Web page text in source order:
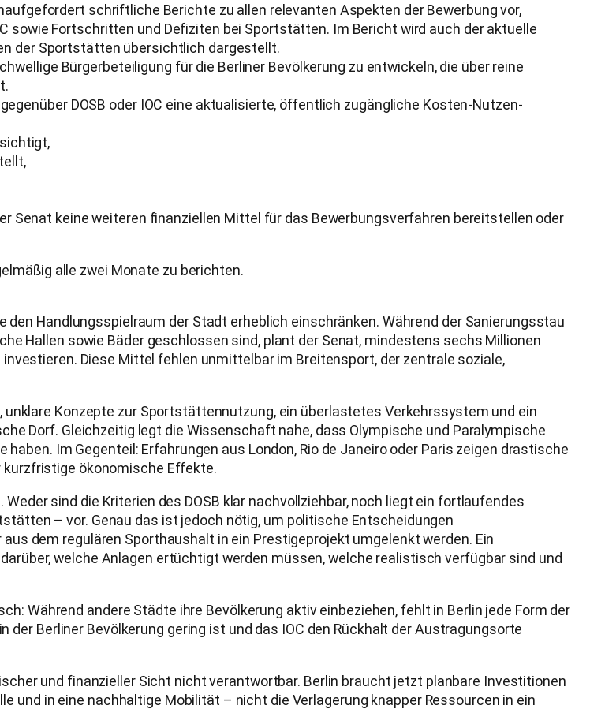
schriftliche Berichte zu allen relevanten Aspekten der Bewerbung vor,
sowie Fortschritten und Defiziten bei Sportstätten. Im Bericht wird auch der aktuelle
der Sportstätten übersichtlich dargestellt.
Bürgerbeteiligung für die Berliner Bevölkerung zu entwickeln, die über reine
DOSB oder IOC eine aktualisierte, öffentlich zugängliche Kosten-Nutzen-
Senat keine weiteren finanziellen Mittel für das Bewerbungsverfahren bereitstellen oder
alle zwei Monate zu berichten.
Handlungsspielraum der Stadt erheblich einschränken. Während der Sanierungsstau
Hallen sowie Bäder geschlossen sind, plant der Senat, mindestens sechs Millionen
Diese Mittel fehlen unmittelbar im Breitensport, der zentrale soziale,
unklare Konzepte zur Sportstättennutzung, ein überlastetes Verkehrssystem und ein
Dorf. Gleichzeitig legt die Wissenschaft nahe, dass Olympische und Paralympische
Im Gegenteil: Erfahrungen aus London, Rio de Janeiro oder Paris zeigen drastische
ökonomische Effekte.
sind die Kriterien des DOSB klar nachvollziehbar, noch liegt ein fortlaufendes
– vor. Genau das ist jedoch nötig, um politische Entscheidungen
dem regulären Sporthaushalt in ein Prestigeprojekt umgelenkt werden. Ein
welche Anlagen ertüchtigt werden müssen, welche realistisch verfügbar sind und
Während andere Städte ihre Bevölkerung aktiv einbeziehen, fehlt in Berlin jede Form der
Berliner Bevölkerung gering ist und das IOC den Rückhalt der Austragungsorte
und finanzieller Sicht nicht verantwortbar. Berlin braucht jetzt planbare Investitionen
und in eine nachhaltige Mobilität – nicht die Verlagerung knapper Ressourcen in ein